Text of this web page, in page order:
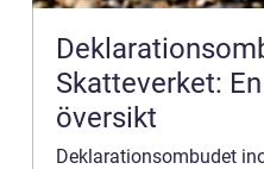
Skatteverket:
översikt
Deklarationsombudet